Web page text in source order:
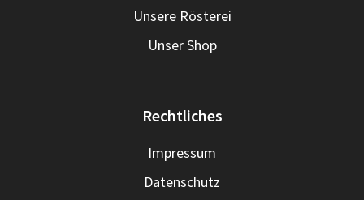
Unsere Rösterei
Unser Shop
Rechtliches
Impressum
Datenschutz